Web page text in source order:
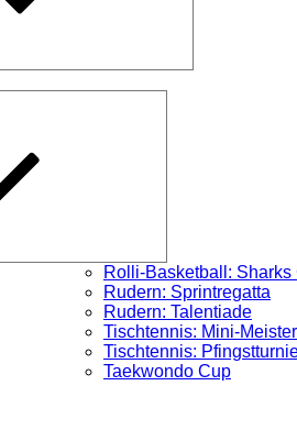
Rolli-Basketball: Sharks
Rudern: Sprintregatta
Rudern: Talentiade
Tischtennis: Mini-
Tischtennis:
Taekwondo Cup